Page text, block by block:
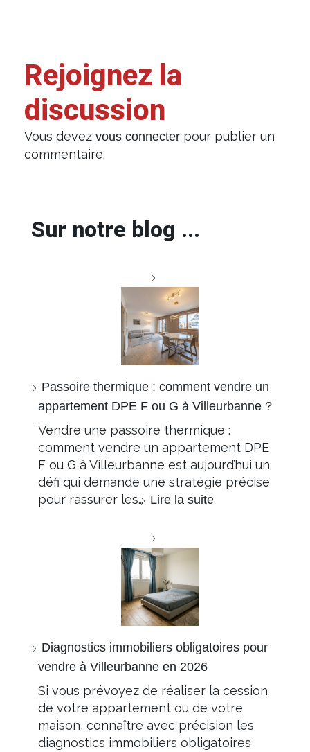
Rejoignez la
discussion
Vous devez vous connecter pour publier un
commentaire.
Sur notre blog ...
Passoire thermique : comment vendre un
appartement DPE F ou G à Villeurbanne ?
Vendre une passoire thermique :
comment vendre un appartement DPE
F ou G à Villeurbanne est aujourd’hui un
défi qui demande une stratégie précise
pour rassurer les… Lire la suite
Diagnostics immobiliers obligatoires pour
vendre à Villeurbanne en 2026
Si vous prévoyez de réaliser la cession
de votre appartement ou de votre
maison, connaître avec précision les
diagnostics immobiliers obligatoires